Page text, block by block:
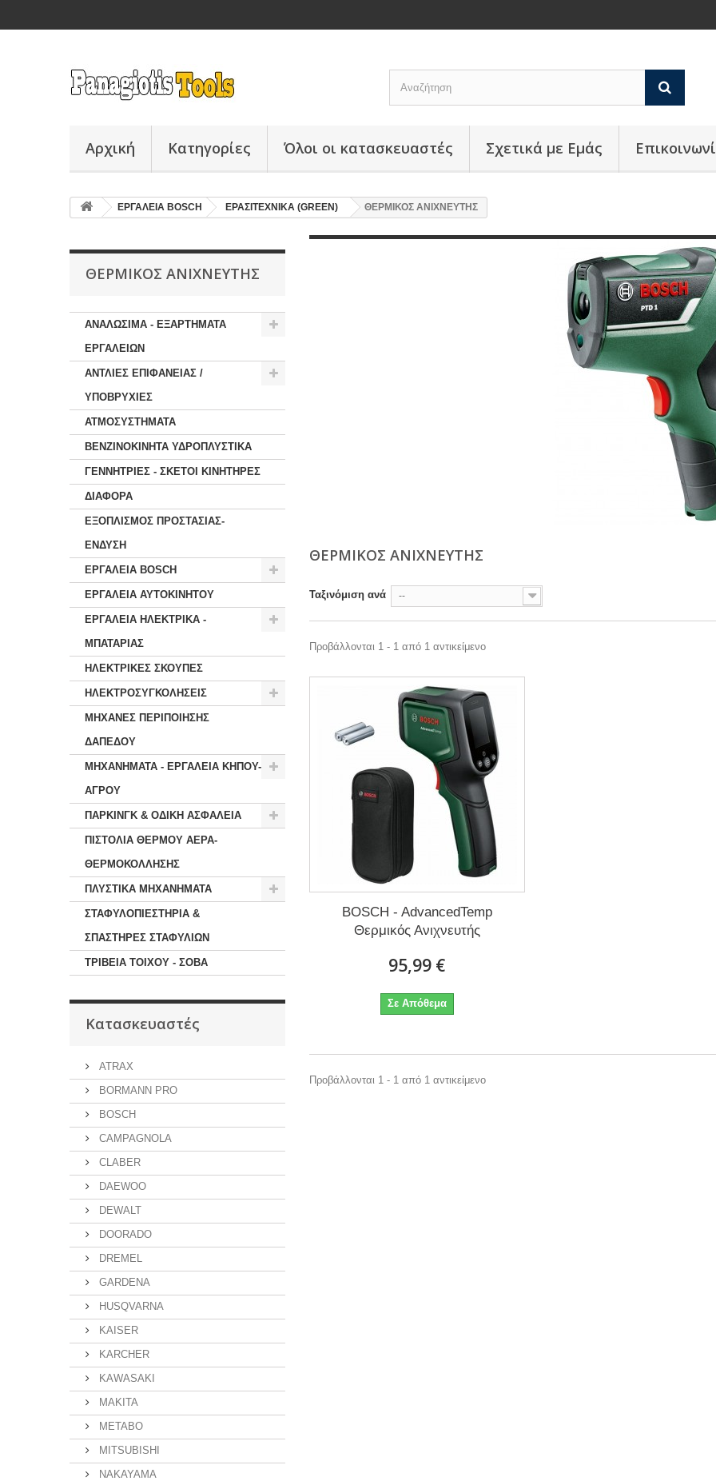
Αρχική Κατηγορίες Όλοι οι κατασκευαστές Σχετικά με Εμάς
ΕΡΓΑΛΕΙΑ BOSCH ΕΡΑΣΙΤΕΧΝΙΚΑ (GREEN) ΘΕΡΜΙΚΟΣ ΑΝΙΧΝΕΥΤΗΣ
ΘΕΡΜΙΚΟΣ ΑΝΙΧΝΕΥΤΗΣ
ΑΝΑΛΩΣΙΜΑ - ΕΞΑΡΤΗΜΑΤΑ
ΕΡΓΑΛΕΙΩΝ
ΑΝΤΛΙΕΣ ΕΠΙΦΑΝΕΙΑΣ /
ΥΠΟΒΡΥΧΙΕΣ
ΑΤΜΟΣΥΣΤΗΜΑΤΑ
ΒΕΝΖΙΝΟΚΙΝΗΤΑ ΥΔΡΟΠΛΥΣΤΙΚΑ
ΓΕΝΝΗΤΡΙΕΣ - ΣΚΕΤΟΙ ΚΙΝΗΤΗΡΕΣ
ΔΙΑΦΟΡΑ
ΕΞΟΠΛΙΣΜΟΣ ΠΡΟΣΤΑΣΙΑΣ-
ΕΝΔΥΣΗ
ΕΡΓΑΛΕΙΑ BOSCH
ΕΡΓΑΛΕΙΑ ΑΥΤΟΚΙΝΗΤΟΥ
ΕΡΓΑΛΕΙΑ ΗΛΕΚΤΡΙΚΑ -
ΜΠΑΤΑΡΙΑΣ
ΗΛΕΚΤΡΙΚΕΣ ΣΚΟΥΠΕΣ
ΗΛΕΚΤΡΟΣΥΓΚΟΛΗΣΕΙΣ
ΜΗΧΑΝΕΣ ΠΕΡΙΠΟΙΗΣΗΣ
ΔΑΠΕΔΟΥ
ΜΗΧΑΝΗΜΑΤΑ - ΕΡΓΑΛΕΙΑ ΚΗΠΟΥ-
ΑΓΡΟΥ
ΠΑΡΚΙΝΓΚ & ΟΔΙΚΗ ΑΣΦΑΛΕΙΑ
ΠΙΣΤΟΛΙΑ ΘΕΡΜΟΥ ΑΕΡΑ-
ΘΕΡΜΟΚΟΛΛΗΣΗΣ
ΠΛΥΣΤΙΚΑ ΜΗΧΑΝΗΜΑΤΑ
ΣΤΑΦΥΛΟΠΙΕΣΤΗΡΙΑ &
ΣΠΑΣΤΗΡΕΣ ΣΤΑΦΥΛΙΩΝ
ΤΡΙΒΕΙΑ ΤΟΙΧΟΥ - ΣΟΒΑ
Κατασκευαστές
ATRAX
BORMANN PRO
BOSCH
CAMPAGNOLA
CLABER
DAEWOO
DEWALT
DOORADO
DREMEL
GARDENA
HUSQVARNA
KAISER
KARCHER
KAWASAKI
MAKITA
METABO
MITSUBISHI
NAKAYAMA
ΘΕΡΜΙΚΟΣ ΑΝΙΧΝΕΥΤΗΣ
Ταξινόμιση ανά --
Προβάλλονται 1 - 1 από 1 αντικείμενο
BOSCH - AdvancedTemp
Θερμικός Ανιχνευτής
95,99 €
Σε Απόθεμα
Προβάλλονται 1 - 1 από 1 αντικείμενο